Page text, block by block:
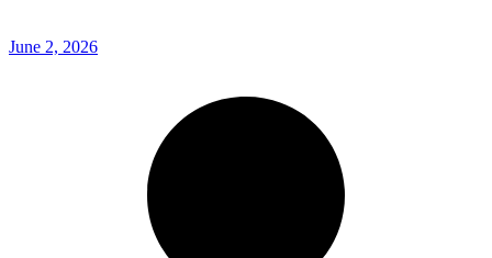
June 2, 2026